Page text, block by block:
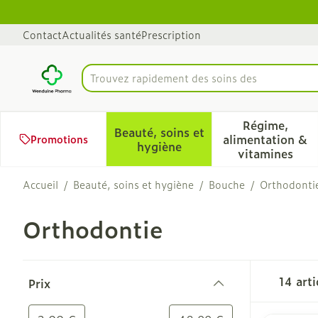
ContactActualités santéPrescription
Rechercher
Trou
Promotions
Beauté, soins et
hygièneAfficher le sous-menu pour
Régime,
alimentation &
vitamines
Afficher
Accueil / Beauté, soins et hygiène / Bouche /
Orthodontie
Prix
14